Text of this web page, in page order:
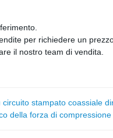
per richiedere un
il nostro team di vendita.
stampato coassiale
della forza di